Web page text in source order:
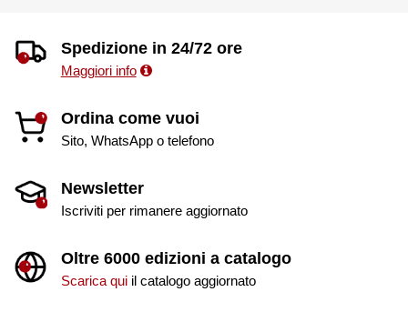
Spedizione in 24/72 ore
Maggiori info
Ordina come vuoi
Sito, WhatsApp o telefono
Newsletter
Iscriviti per rimanere aggiornato
Oltre 6000 edizioni a catalogo
Scarica quiil catalogo aggiornato